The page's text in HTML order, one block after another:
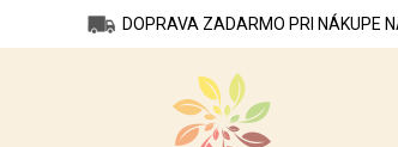
DOPRAVA ZADARMO PRI NÁKUPE